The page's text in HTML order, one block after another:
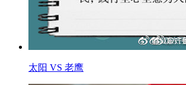
太阳 VS 老鹰